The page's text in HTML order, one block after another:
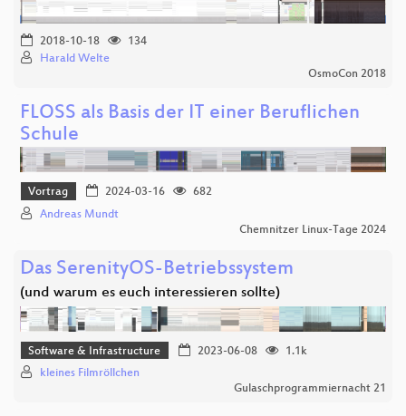
2018-10-18
134
Harald Welte
OsmoCon 2018
FLOSS als Basis der IT einer Beruflichen
Schule
Vortrag 2024-03-16
682
Andreas Mundt
Chemnitzer Linux-Tage 2024
Das SerenityOS-Betriebssystem
(und warum es euch interessieren sollte)
Software & Infrastructure 2023-06-08
1.1k
kleines Filmröllchen
Gulaschprogrammiernacht 21